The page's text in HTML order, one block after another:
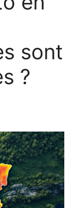
sont
?